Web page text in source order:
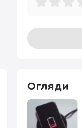
Огляди